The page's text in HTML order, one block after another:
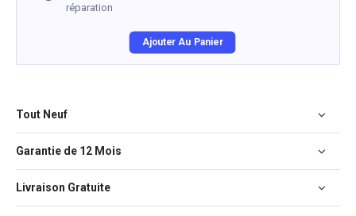
réparation
Ajouter Au Panier
Tout Neuf
Garantie de 12 Mois
Livraison Gratuite